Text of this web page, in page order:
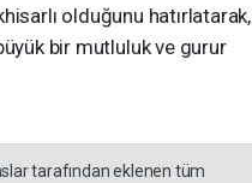
olduğunu hatırlatarak,
bir mutluluk ve gurur
tarafından eklenen tüm